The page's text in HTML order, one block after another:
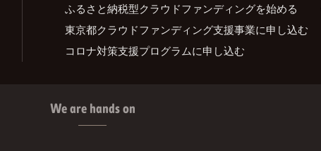
ふるさと納税型クラウドファンディングを始める
東京都クラウドファンディング支援事業に申し込む
コロナ対策支援プログラムに申し込む
We are hands on